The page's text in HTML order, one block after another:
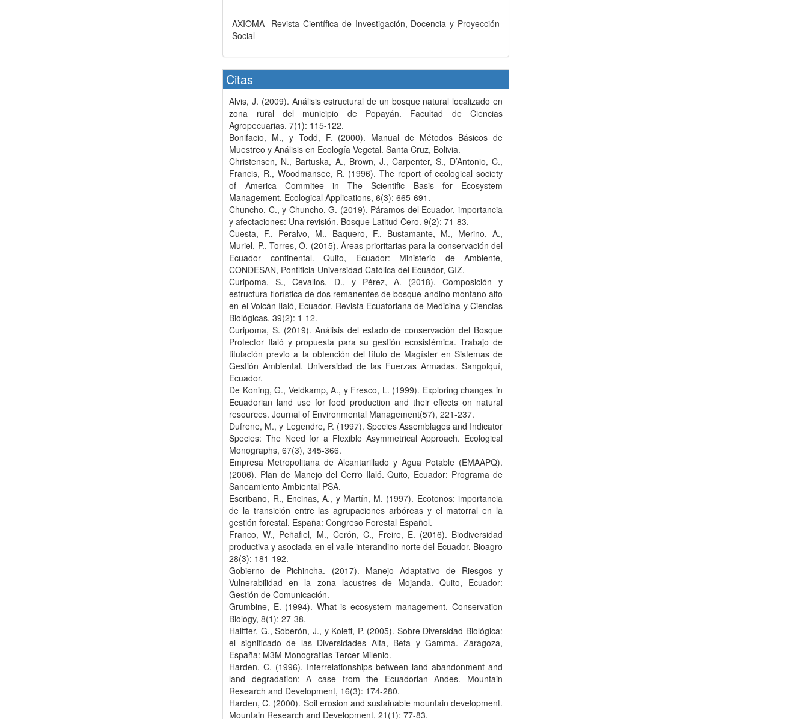
AXIOMA- Revista Científica de Investigación, Docencia y Proyección
Social
Citas
Alvis, J. (2009). Análisis estructural de un bosque natural localizado en
zona rural del municipio de Popayán. Facultad de Ciencias
Agropecuarias. 7(1): 115-122.
Bonifacio, M., y Todd, F. (2000). Manual de Métodos Básicos de
Muestreo y Análisis en Ecología Vegetal. Santa Cruz, Bolivia.
Christensen, N., Bartuska, A., Brown, J., Carpenter, S., D’Antonio, C.,
Francis, R., Woodmansee, R. (1996). The report of ecological society
of America Commitee in The Scientific Basis for Ecosystem
Management. Ecological Applications, 6(3): 665-691.
Chuncho, C., y Chuncho, G. (2019). Páramos del Ecuador, importancia
y afectaciones: Una revisión. Bosque Latitud Cero. 9(2): 71-83.
Cuesta, F., Peralvo, M., Baquero, F., Bustamante, M., Merino, A.,
Muriel, P., Torres, O. (2015). Áreas prioritarias para la conservación del
Ecuador continental. Quito, Ecuador: Ministerio de Ambiente,
CONDESAN, Pontificia Universidad Católica del Ecuador, GIZ.
Curipoma, S., Cevallos, D., y Pérez, A. (2018). Composición y
estructura florística de dos remanentes de bosque andino montano alto
en el Volcán Ilaló, Ecuador. Revista Ecuatoriana de Medicina y Ciencias
Biológicas, 39(2): 1-12.
Curipoma, S. (2019). Análisis del estado de conservación del Bosque
Protector Ilaló y propuesta para su gestión ecosistémica. Trabajo de
titulación previo a la obtención del título de Magíster en Sistemas de
Gestión Ambiental. Universidad de las Fuerzas Armadas. Sangolquí,
Ecuador.
De Koning, G., Veldkamp, A., y Fresco, L. (1999). Exploring changes in
Ecuadorian land use for food production and their effects on natural
resources. Journal of Environmental Management(57), 221-237.
Dufrene, M., y Legendre, P. (1997). Species Assemblages and Indicator
Species: The Need for a Flexible Asymmetrical Approach. Ecological
Monographs, 67(3), 345-366.
Empresa Metropolitana de Alcantarillado y Agua Potable (EMAAPQ).
(2006). Plan de Manejo del Cerro Ilaló. Quito, Ecuador: Programa de
Saneamiento Ambiental PSA.
Escribano, R., Encinas, A., y Martín, M. (1997). Ecotonos: importancia
de la transición entre las agrupaciones arbóreas y el matorral en la
gestión forestal. España: Congreso Forestal Español.
Franco, W., Peñafiel, M., Cerón, C., Freire, E. (2016). Biodiversidad
productiva y asociada en el valle interandino norte del Ecuador. Bioagro
28(3): 181-192.
Gobierno de Pichincha. (2017). Manejo Adaptativo de Riesgos y
Vulnerabilidad en la zona lacustres de Mojanda. Quito, Ecuador:
Gestión de Comunicación.
Grumbine, E. (1994). What is ecosystem management. Conservation
Biology, 8(1): 27-38.
Halffter, G., Soberón, J., y Koleff, P. (2005). Sobre Diversidad Biológica:
el significado de las Diversidades Alfa, Beta y Gamma. Zaragoza,
España: M3M Monografías Tercer Milenio.
Harden, C. (1996). Interrelationships between land abandonment and
land degradation: A case from the Ecuadorian Andes. Mountain
Research and Development, 16(3): 174-280.
Harden, C. (2000). Soil erosion and sustainable mountain development.
Mountain Research and Development, 21(1): 77-83.